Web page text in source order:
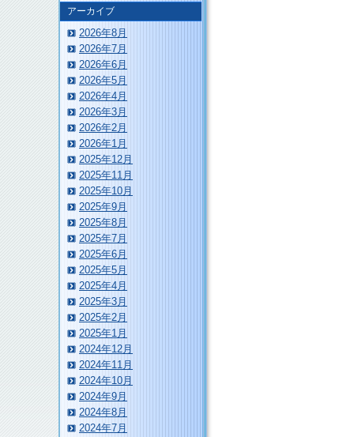
アーカイブ
2026年8月
2026年7月
2026年6月
2026年5月
2026年4月
2026年3月
2026年2月
2026年1月
2025年12月
2025年11月
2025年10月
2025年9月
2025年8月
2025年7月
2025年6月
2025年5月
2025年4月
2025年3月
2025年2月
2025年1月
2024年12月
2024年11月
2024年10月
2024年9月
2024年8月
2024年7月